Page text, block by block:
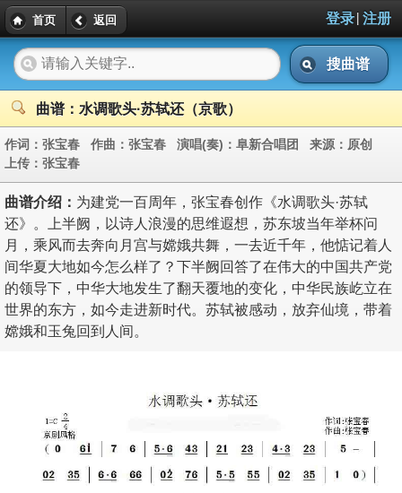
首页 返回 登录| 注册
搜曲谱
曲谱：水调歌头·苏轼还（京歌）
作词： 张宝春 作曲： 张宝春 演唱(奏)： 阜新合唱团 来源： 原创
上传： 张宝春
曲谱介绍： 为建党一百周年，张宝春创作《水调歌头·苏轼
还》。上半阙，以诗人浪漫的思维遐想，苏东坡当年举杯问
月，乘风而去奔向月宫与嫦娥共舞，一去近千年，他惦记着人
间华夏大地如今怎么样了？下半阙回答了在伟大的中国共产党
的领导下，中华大地发生了翻天覆地的变化，中华民族屹立在
世界的东方，如今走进新时代。苏轼被感动，放弃仙境，带着
嫦娥和玉兔回到人间。